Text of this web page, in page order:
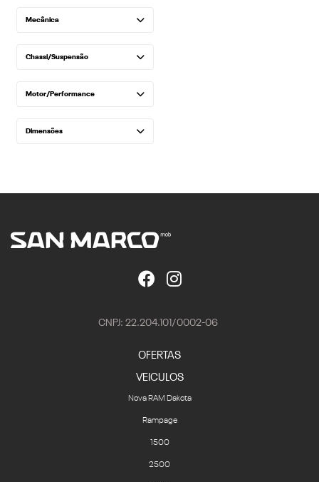
Mecânica
Chassi/Suspensão
Motor/Performance
Dimensões
CNPJ: 22.204.101/0002-06
OFERTAS
VEICULOS
Nova RAM Dakota
Rampage
1500
2500